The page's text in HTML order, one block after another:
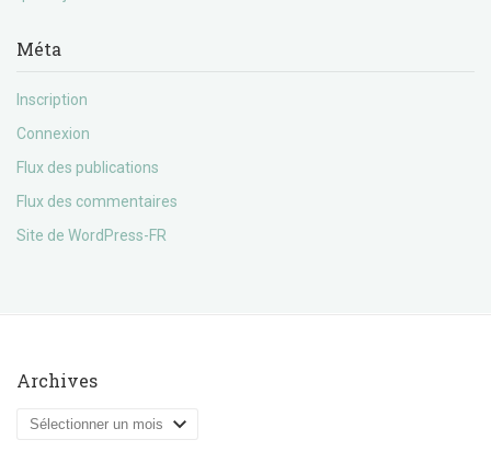
Méta
Inscription
Connexion
Flux des publications
Flux des commentaires
Site de WordPress-FR
Archives
Archives